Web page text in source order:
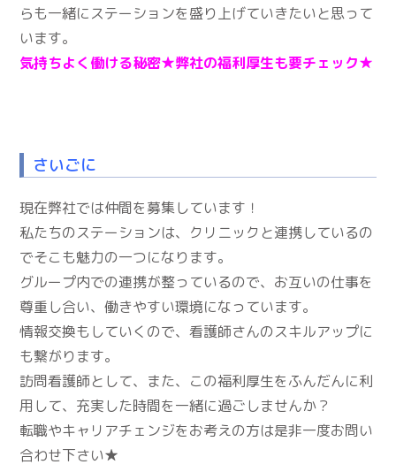
らも一緒にステーションを盛り上げていきたいと思って
います。
気持ちよく働ける秘密★弊社の福利厚生も要チェック★
さいごに
現在弊社では仲間を募集しています！
私たちのステーションは、クリニックと連携しているの
でそこも魅力の一つになります。
グループ内での連携が整っているので、お互いの仕事を
尊重し合い、働きやすい環境になっています。
情報交換もしていくので、看護師さんのスキルアップに
も繋がります。
訪問看護師として、また、この福利厚生をふんだんに利
用して、充実した時間を一緒に過ごしませんか？
転職やキャリアチェンジをお考えの方は是非一度お問い
合わせ下さい★